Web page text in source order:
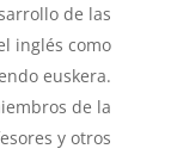
de las
inglés como
euskera.
de la
y otros